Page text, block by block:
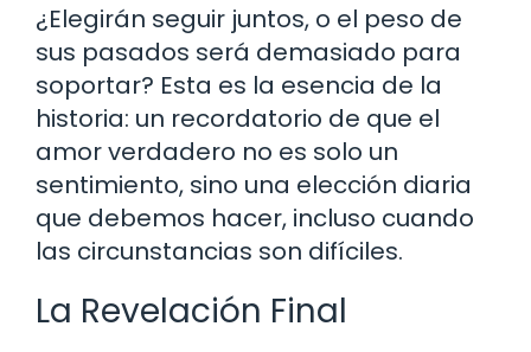
¿Elegirán seguir juntos, o el peso de
sus pasados será demasiado para
soportar? Esta es la esencia de la
historia: un recordatorio de que el
amor verdadero no es solo un
sentimiento, sino una elección diaria
que debemos hacer, incluso cuando
las circunstancias son difíciles.
La Revelación Final